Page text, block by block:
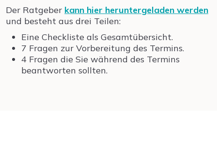
Der Ratgeber kann hier heruntergeladen werden
und besteht aus drei Teilen:
Eine Checkliste als Gesamtübersicht.
7 Fragen zur Vorbereitung des Termins.
4 Fragen die Sie während des Termins
beantworten sollten.